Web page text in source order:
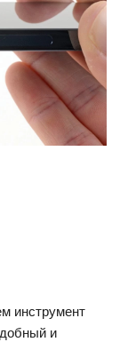
инструмент
и